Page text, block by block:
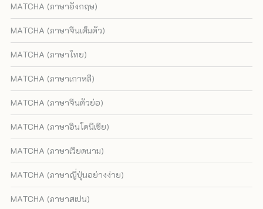
MATCHA (ภาษาอังกฤษ)
MATCHA (ภาษาจีนเต็มตัว)
MATCHA (ภาษาไทย)
MATCHA (ภาษาเกาหลี)
MATCHA (ภาษาจีนตัวย่อ)
MATCHA (ภาษาอินโดนีเซีย)
MATCHA (ภาษาเวียดนาม)
MATCHA (ภาษาญี่ปุ่นอย่างง่าย)
MATCHA (ภาษาสเปน)